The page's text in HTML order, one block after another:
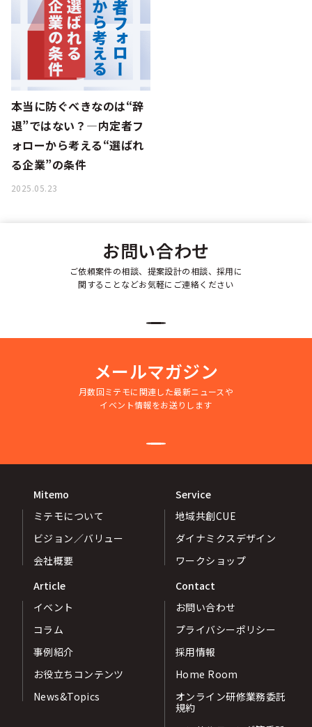
本当に防ぐべきなのは“辞
退”ではない？—内定者フ
ォローから考える“選ばれ
る企業”の条件
2025.05.23
お問い合わせ
ご依頼案件の相談、提案設計の相談、採用に
関することなどお気軽にご連絡ください
メールマガジン
月数回ミテモに関連した最新ニュースや
イベント情報をお送りします
Mitemo
ミテモについて
ビジョン／バリュー
会社概要
Service
地域共創CUE
ダイナミクスデザイン
ワークショップ
Article
イベント
コラム
事例紹介
お役立ちコンテンツ
News&Topics
Contact
お問い合わせ
プライバシーポリシー
採用情報
Home Room
オンライン研修業務委託
規約